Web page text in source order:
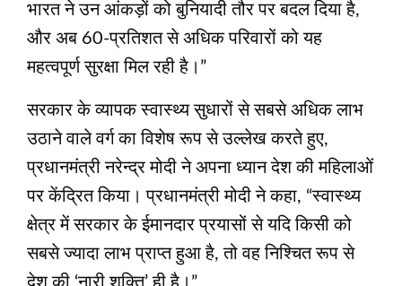
भारत ने उन आंकड़ों को बुनियादी तौर पर बदल दिया है,
और अब 60-प्रतिशत से अधिक परिवारों को यह
महत्वपूर्ण सुरक्षा मिल रही है।”
सरकार के व्यापक स्वास्थ्य सुधारों से सबसे अधिक लाभ
उठाने वाले वर्ग का विशेष रूप से उल्लेख करते हुए,
प्रधानमंत्री नरेन्द्र मोदी ने अपना ध्यान देश की महिलाओं
पर केंद्रित किया। प्रधानमंत्री मोदी ने कहा, “स्वास्थ्य
क्षेत्र में सरकार के ईमानदार प्रयासों से यदि किसी को
सबसे ज्यादा लाभ प्राप्त हुआ है, तो वह निश्चित रूप से